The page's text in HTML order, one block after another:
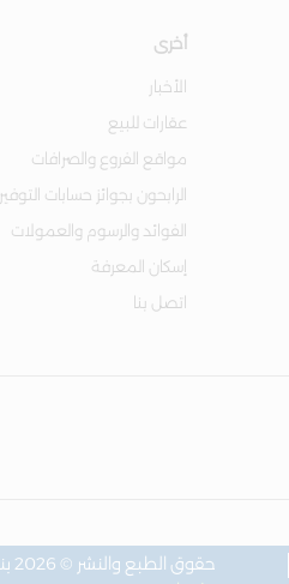
أخرى
الأخبار
عقارات للبيع
مواقع الفروع والصرافات
الرابحون بجوائز حسابات التوفير
الفوائد والرسوم والعمولات
إسكان المعرفة
اتصل بنا
حقوق الطبع والنشر © 2026 بنك الإسكان - جميع الحقوق محفوظة. طور بواسطة